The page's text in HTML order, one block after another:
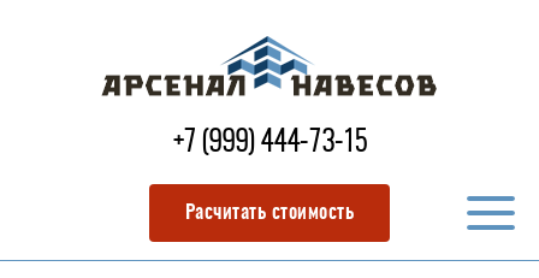
+7 (999) 444-73-15
Расчитать стоимость